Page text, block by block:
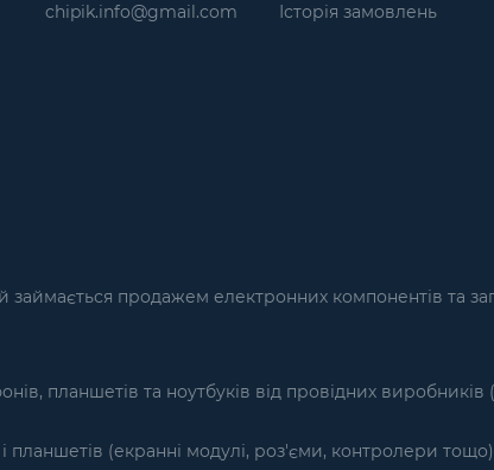
chipik.info@gmail.com
Історія замовлень
займається продажем електронних компонентів та
планшетів та ноутбуків від провідних виробників
планшетів (екранні модулі, роз'єми, контролери